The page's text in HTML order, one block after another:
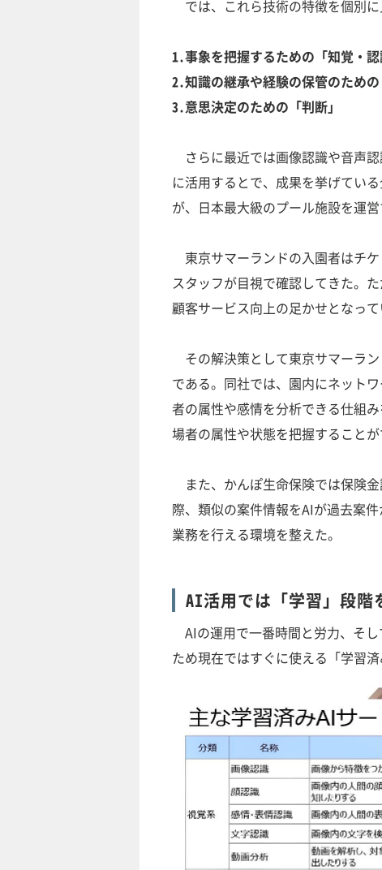
では、これら技術の特徴を個別
1.事象を把握するための「知覚・認
2.知識の継承や経験の保管のための
3.意思決定のための「判断」
さらに最近では画像認識や音声
に活用するとで、成果を挙げてい
が、日本最大級のプール施設を運
東京サマーランドの入園者はチ
スタッフが目視で確認してきた。
顧客サービス向上の足かせとなって
その解決策として東京サマーラ
である。同社では、園内にネット
者の属性や感情を分析できる仕組
場者の属性や状態を把握すること
また、かんぽ生命保険では保険
際、類似の案件情報をAIが過去案
業務を行える環境を整えた。
AI活用では「学習」段階
AIの運用で一番時間と労力、そ
ため現在ではすぐに使える「学習